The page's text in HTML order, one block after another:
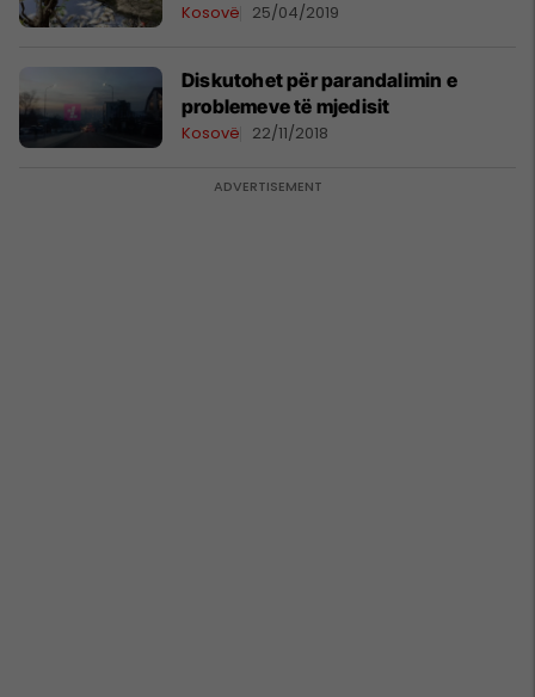
Kosovë 25/04/2019
Diskutohet për parandalimin e
problemeve të mjedisit
Kosovë 22/11/2018